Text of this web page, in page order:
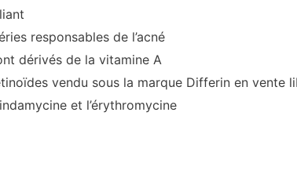
responsables de l’acné
dérivés de la vitamine A
vendu sous la marque Differin en vente
et l’érythromycine